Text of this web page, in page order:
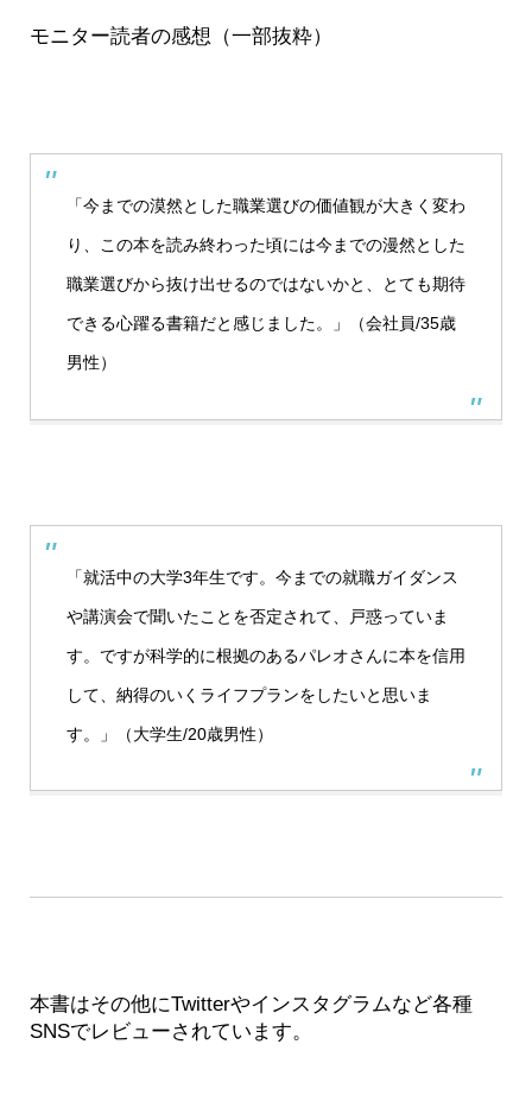
モニター読者の感想（一部抜粋）
「今までの漠然とした職業選びの価値観が大きく変わ
り 、この本を読み終わった頃には今までの漫然とした
職業選びから抜け出せるのではないかと、 とても期待
できる心躍る書籍だと感じました。」（会社員/35歳
男性）
「就活中の大学3年生です。今までの就職ガイダンス
や講演会で聞いたことを否定されて、戸惑っていま
す。ですが科学的に根拠のあるパレオさんに本を信用
して、納得のいくライフプランをしたいと思いま
す。」（大学生/20歳男性）
本書はその他にTwitterやインスタグラムなど各種
SNSでレビューされています。